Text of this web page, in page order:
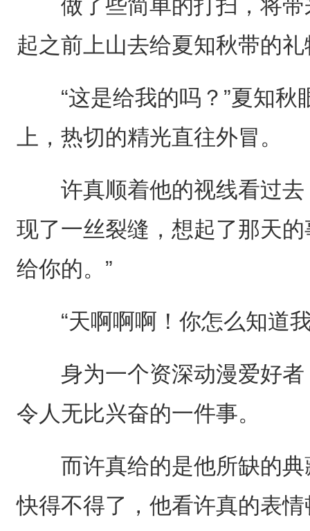
做了些简单的打扫，将带
起之前上山去给夏知秋带的礼
“这是给我的吗？”夏知秋
上，热切的精光直往外冒。
许真顺着他的视线看过去
现了一丝裂缝，想起了那天
给你的。”
“天啊啊啊！你怎么知道我
身为一个资深动漫爱好者
令人无比兴奋的一件事。
而许真给的是他所缺的典
快得不得了，他看许真的表